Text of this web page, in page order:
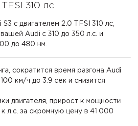
310 лс
с двигателем 2.0 TFSI 310 лс,
Audi с 310 до 350 л.с. и
до 480 нм.
сократится время разгона Audi
км/ч до 3.9 сек и снизится
двигателя, прирост к мощности
к л.с. за скромную цену в 41 000